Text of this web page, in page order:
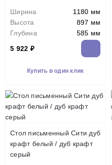
Ширина
1180 мм
Высота
897 мм
Глубина
585 мм
5 922 ₽
Купить в один клик
Стол письменный Сити дуб
крафт белый / дуб крафт
серый